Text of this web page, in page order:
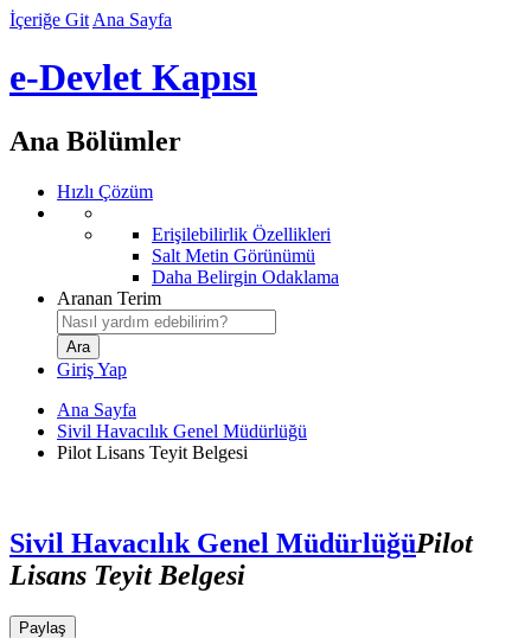
İçeriğe Git Ana Sayfa
e-Devlet Kapısı
Ana Bölümler
Hızlı Çözüm
Erişilebilirlik Özellikleri
Salt Metin Görünümü
Daha Belirgin Odaklama
Aranan Terim
Giriş Yap
Ana Sayfa
Sivil Havacılık Genel Müdürlüğü
Pilot Lisans Teyit Belgesi
Sivil Havacılık Genel MüdürlüğüPilot
Lisans Teyit Belgesi
Paylaş